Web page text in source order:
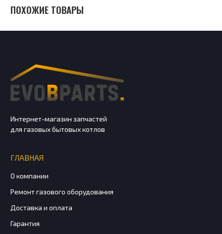
ПОХОЖИЕ ТОВАРЫ
Интернет-магазин запчастей
для газовых бытовых котлов
ГЛАВНАЯ
О компании
Ремонт газового оборудования
Доставка и оплата
Гарантия